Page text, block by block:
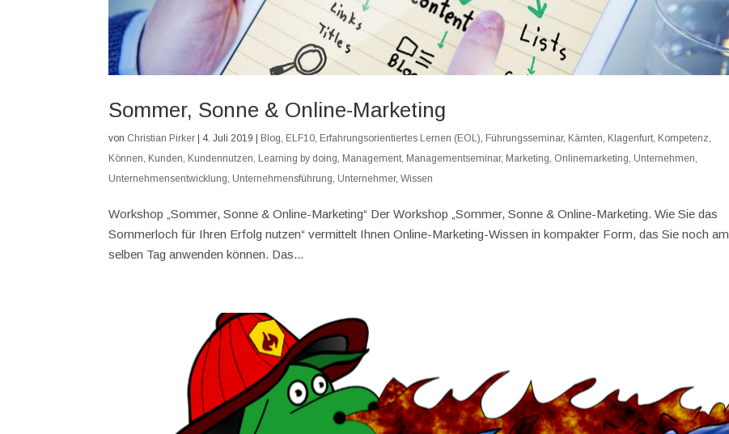
Sommer, Sonne & Online-Marketing
von Christian Pirker |4. Juli 2019 | Blog ELF10 Erfahrungsorientiertes Lernen (EOL) Führungsseminar, Kärnten Klagenfurt Kompetenz
Können Kunden Kundennutzen Learning by doing Management Managementseminar, Marketing Onlinemarketing Unternehmen
Unternehmensentwicklung Unternehmensführung Unternehmer,Wissen
Workshop „Sommer, Sonne & Online-Marketing“ Der Workshop „Sommer, Sonne & Online-Marketing. Wie Sie das
Sommerloch für Ihren Erfolg nutzen“ vermittelt Ihnen Online-Marketing-Wissen in kompakter Form, das Sie noch am
selben Tag anwenden können. Das...